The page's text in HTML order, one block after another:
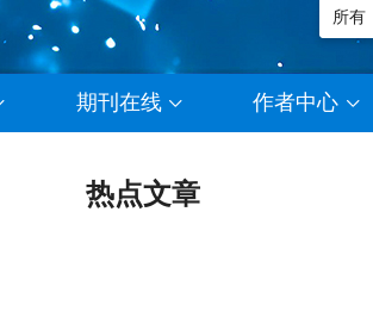
期刊在线 作者中心
热点文章